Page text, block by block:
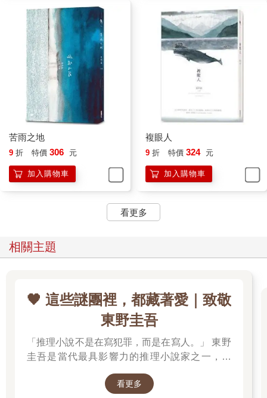
禽、鸚鵡、蜂鳥和琴鳥……則會模仿其他的鳥、環境或是其他生
物的聲音。不過，有些鳥一生只需要唱一首歌就夠，另一些鳥一
生卻能創造出數千首歌曲，這中間的差別在哪裡呢？
鳥在飛行間鳴叫，為了社交而鳴叫，受了傷鳴叫，進行領域保護
而鳴叫。一隻幼鳥孵化發出乞食聲開始，就不斷學習用不同的聲
音表達自我—哪時候是愛情來了，哪時候是要離家了，哪時候是
返家，哪時候是較勁，哪時候是絮絮對話。鳥的鳴管相較於人類
的喉嚨要複雜、有彈性多了，牠們甚至可以同時發出幾種旋律，
啼囀，啁啾，炫耀花腔。狄子在筆記本上寫下他從某本書上記下
在森林裡他不需要跟任何人說話，有時定點記錄時甚至不用移
動。他真的像童年時同學開玩笑說的那樣變成了一棵樹，眾鳥停
憩其上，雨從雲層落下，滴下的雨珠濕潤了泥土。
3
冰盾之森
From the Ice Shield a Forest Grew
餐，一天行走的疲憊將盡失，凌晨再吃一頓早餐，保證精神百倍
順利登上三角點。只要你預訂，無論晴雨霜霧，阿木師和妻子兩
景。他們幾乎認得這條山路上的每一顆石頭、每一棵樹、每一處
崩壁，他們步伐沉重卻有著輕快的韻律。當你聽到「呵」、
「喲」、「呵」、「喲」的呼聲時就得靠著山壁讓路，那是阿木
師和他的太太來了，喊「呵」的是阿木師，喊「喲」的是他太
概念的餐點，會悶熏香魚，甚至令人驚奇地在登山客面前變出一
整顆大西瓜。阿木師的太太則會用附近盛產的紅豆和鳳梨，設計
苦雨之地
9 折 特價 306 元
加入購物車
複眼人
9 折 特價 324 元
加入購物車
看更多
相關主題
🖤 這些謎團裡，都藏著愛｜致敬
東野圭吾
「推理小說不是在寫犯罪，而是在寫人。」 東野
圭吾是當代最具影響力的推理小說家之一，自
《放學後》榮獲江戶川亂步獎出道以來，四十餘
年間創作超過百部作品，留下《白夜行》、《嫌
看更多